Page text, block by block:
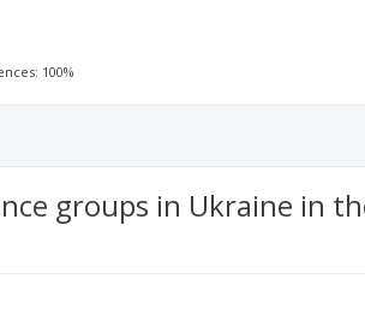
100%
groups in Ukraine in the